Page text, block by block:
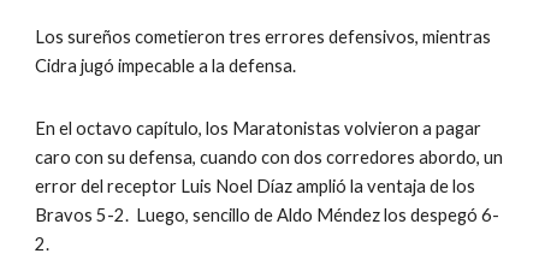
Los sureños cometieron tres errores defensivos, mientras
Cidra jugó impecable a la defensa.
En el octavo capítulo, los Maratonistas volvieron a pagar
caro con su defensa, cuando con dos corredores abordo, un
error del receptor Luis Noel Díaz amplió la ventaja de los
Bravos 5-2.  Luego, sencillo de Aldo Méndez los despegó 6-
2.